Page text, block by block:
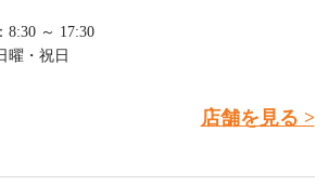
8:30 ～ 17:30
曜・祝日
店舗を見る >